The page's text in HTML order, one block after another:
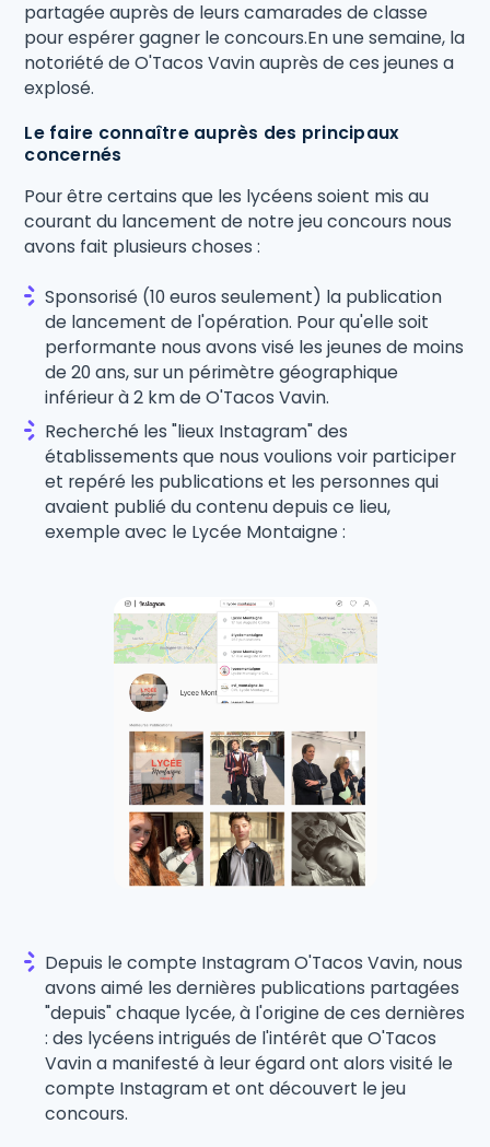
partagée auprès de leurs camarades de classe
pour espérer gagner le concours.En une semaine, la
notoriété de O'Tacos Vavin auprès de ces jeunes a
explosé.
Le faire connaître auprès des principaux
concernés
Pour être certains que les lycéens soient mis au
courant du lancement de notre jeu concours nous
avons fait plusieurs choses :
Sponsorisé (10 euros seulement) la publication
de lancement de l'opération. Pour qu'elle soit
performante nous avons visé les jeunes de moins
de 20 ans, sur un périmètre géographique
inférieur à 2 km de O'Tacos Vavin.
Recherché les "lieux Instagram" des
établissements que nous voulions voir participer
et repéré les publications et les personnes qui
avaient publié du contenu depuis ce lieu,
exemple avec le Lycée Montaigne :
Depuis le compte Instagram O'Tacos Vavin, nous
avons aimé les dernières publications partagées
"depuis" chaque lycée, à l'origine de ces dernières
: des lycéens intrigués de l'intérêt que O'Tacos
Vavin a manifesté à leur égard ont alors visité le
compte Instagram et ont découvert le jeu
concours.